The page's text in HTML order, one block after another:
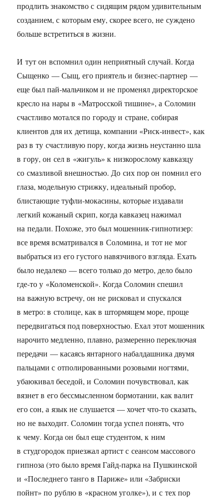
продлить знакомство с сидящим рядом удивительным
созданием, с которым ему, скорее всего, не суждено
больше встретиться в жизни.
И тут он вспомнил один неприятный случай. Когда
Сыщенко — Сыщ, его приятель и бизнес-партнер —
еще был пай-мальчиком и не променял директорское
кресло на нары в «Матросской тишине», а Соломин
счастливо мотался по городу и стране, собирая
клиентов для их детища, компании «Риск-инвест», как
раз в ту счастливую пору, когда жизнь неустанно шла
в гору, он сел в «жигуль» к низкорослому кавказцу
со смазливой внешностью. До сих пор он помнил его
глаза, модельную стрижку, идеальный пробор,
блистающие туфли-мокасины, которые издавали
легкий кожаный скрип, когда кавказец нажимал
на педали. Похоже, это был мошенник-гипнотизер:
все время всматривался в Соломина, и тот не мог
выбраться из его густого навязчивого взгляда. Ехать
было недалеко — всего только до метро, дело было
где-то у «Коломенской». Когда Соломин спешил
на важную встречу, он не рисковал и спускался
в метро: в столице, как в штормящем море, проще
передвигаться под поверхностью. Ехал этот мошенник
нарочито медленно, плавно, размеренно переключая
передачи — касаясь янтарного набалдашника двумя
пальцами с отполированными розовыми ногтями,
убаюкивал беседой, и Соломин почувствовал, как
вязнет в его бессмысленном бормотании, как валит
его сон, а язык не слушается — хочет что-то сказать,
но не выходит. Соломин тогда успел понять, что
к чему. Когда он был еще студентом, к ним
в студгородок приезжал артист с сеансом массового
гипноза (это было время Гайд-парка на Пушкинской
и «Последнего танго в Париже» или «Забриски
пойнт» по рублю в «красном уголке»), и с тех пор